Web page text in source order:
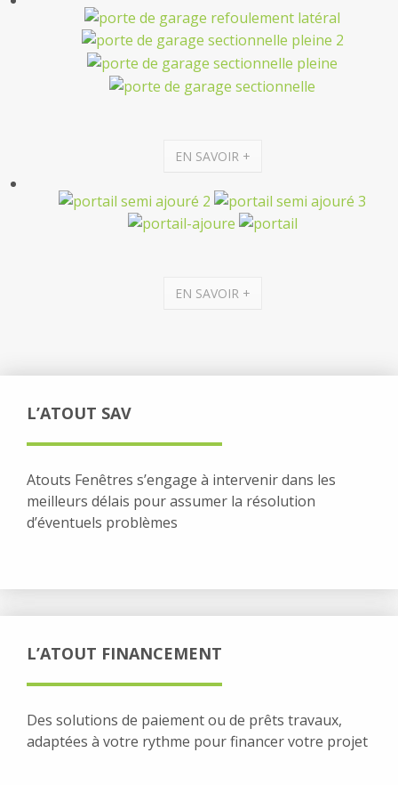
EN SAVOIR +
EN SAVOIR +
L’ATOUT SAV
Atouts Fenêtres s’engage à intervenir dans les
meilleurs délais pour assumer la résolution
d’éventuels problèmes
L’ATOUT FINANCEMENT
Des solutions de paiement ou de prêts travaux,
adaptées à votre rythme pour financer votre projet